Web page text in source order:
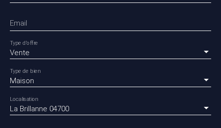
Email
Vente
Type d'offre
Maison
Type de bien
La Brillanne 04700
Localisation